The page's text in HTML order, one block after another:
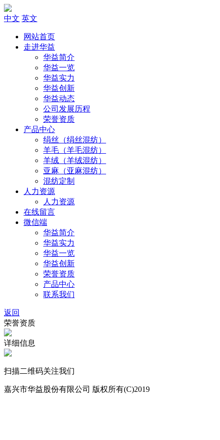
中文 英文
网站首页
走进华益
华益简介
华益一览
华益实力
华益创新
华益动态
公司发展历程
荣誉资质
产品中心
绢丝（绢丝混纺）
羊毛（羊毛混纺）
羊绒（羊绒混纺）
亚麻（亚麻混纺）
混纺定制
人力资源
人力资源
在线留言
微信端
华益简介
华益实力
华益一览
华益创新
荣誉资质
产品中心
联系我们
返回
荣誉资质
详细信息
扫描二维码关注我们
嘉兴市华益股份有限公司 版权所有(C)2019